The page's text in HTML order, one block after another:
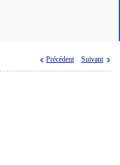
Précédent Suivant